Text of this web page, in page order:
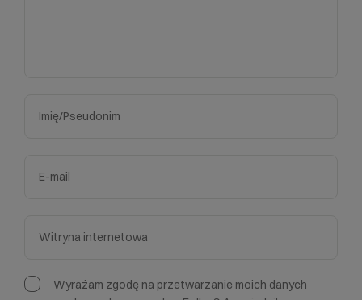
Wyrażam zgodę na przetwarzanie moich danych